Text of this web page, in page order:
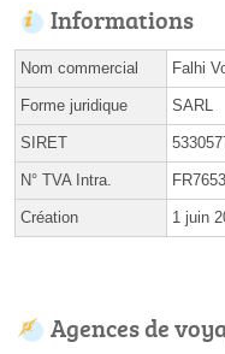
Informations
Nom commercial Falhi
Forme juridique SARL
SIRET
N° TVA Intra.
Création 1 juin
Agences de